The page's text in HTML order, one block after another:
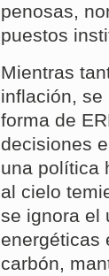
penosas,
puestos
Mientras
inflación, se
forma de
decisiones
una política
al cielo
se ignora el
energéticas
carbón,